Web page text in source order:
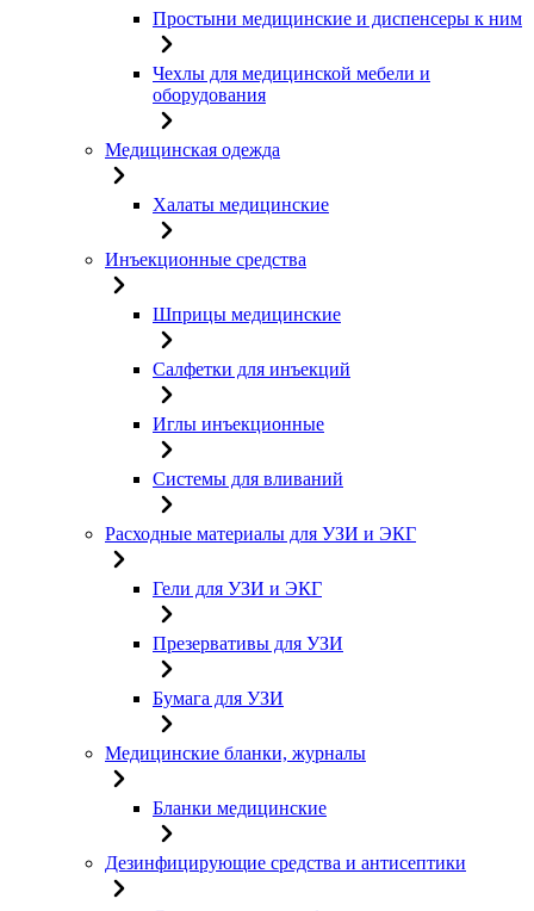
Простыни медицинские и диспенсеры к ним
Чехлы для медицинской мебели и
оборудования
Медицинская одежда
Халаты медицинские
Инъекционные средства
Шприцы медицинские
Салфетки для инъекций
Иглы инъекционные
Системы для вливаний
Расходные материалы для УЗИ и ЭКГ
Гели для УЗИ и ЭКГ
Презервативы для УЗИ
Бумага для УЗИ
Медицинские бланки, журналы
Бланки медицинские
Дезинфицирующие средства и антисептики